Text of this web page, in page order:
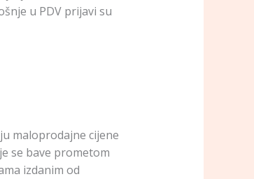
u PDV prijavi su
maloprodajne cijene
se bave prometom
izdanim od